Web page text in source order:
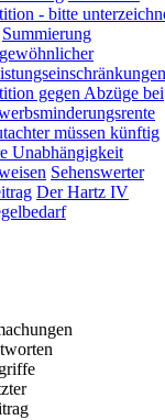
- bitte
Summierung
gegen Abzüge bei
müssen künftig
Unabhängigkeit
Sehenswerter
Der Hartz IV